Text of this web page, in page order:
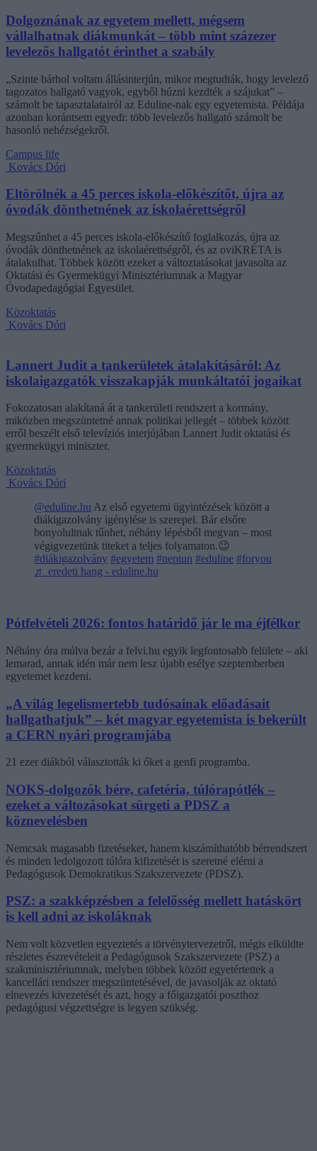
Dolgoznának az egyetem mellett, mégsem
vállalhatnak diákmunkát – több mint százezer
levelezős hallgatót érinthet a szabály
„Szinte bárhol voltam állásinterjún, mikor megtudták, hogy levelező
tagozatos hallgató vagyok, egyből húzni kezdték a szájukat” –
számolt be tapasztalatairól az Eduline-nak egy egyetemista. Példája
azonban korántsem egyedi: több levelezős hallgató számolt be
hasonló nehézségekről.
Campus life
Kovács Dóri
Eltörölnék a 45 perces iskola-előkészítőt, újra az
óvodák dönthetnének az iskolaérettségről
Megszűnhet a 45 perces iskola-előkészítő foglalkozás, újra az
óvodák dönthetnének az iskolaérettségről, és az oviKRÉTA is
átalakulhat. Többek között ezeket a változtatásokat javasolta az
Oktatási és Gyermekügyi Minisztériumnak a Magyar
Óvodapedagógiai Egyesület.
Közoktatás
Kovács Dóri
Lannert Judit a tankerületek átalakításáról: Az
iskolaigazgatók visszakapják munkáltatói jogaikat
Fokozatosan alakítaná át a tankerületi rendszert a kormány,
miközben megszüntetné annak politikai jellegét – többek között
erről beszélt első televíziós interjújában Lannert Judit oktatási és
gyermekügyi miniszter.
Közoktatás
Kovács Dóri
@eduline.hu Az első egyetemi ügyintézések között a
diákigazolvány igénylése is szerepel. Bár elsőre
bonyolultnak tűnhet, néhány lépésből megvan – most
végigvezetünk titeket a teljes folyamaton.😉
#diákigazolvány #egyetem #neptun #eduline #foryou
♬ eredeti hang - eduline.hu
Pótfelvételi 2026: fontos határidő jár le ma éjfélkor
Néhány óra múlva bezár a felvi.hu egyik legfontosabb felülete – aki
lemarad, annak idén már nem lesz újabb esélye szeptemberben
egyetemet kezdeni.
„A világ legelismertebb tudósainak előadásait
hallgathatjuk” – két magyar egyetemista is bekerült
a CERN nyári programjába
21 ezer diákból választották ki őket a genfi programba.
NOKS-dolgozók bére, cafetéria, túlórapótlék –
ezeket a változásokat sürgeti a PDSZ a
köznevelésben
Nemcsak magasabb fizetéseket, hanem kiszámíthatóbb bérrendszert
és minden ledolgozott túlóra kifizetését is szeretné elérni a
Pedagógusok Demokratikus Szakszervezete (PDSZ).
PSZ: a szakképzésben a felelősség mellett hatáskört
is kell adni az iskoláknak
Nem volt közvetlen egyeztetés a törvénytervezetről, mégis elküldte
részletes észrevételeit a Pedagógusok Szakszervezete (PSZ) a
szakminisztériumnak, melyben többek között egyetértettek a
kancellári rendszer megszüntetésével, de javasolják az oktató
elnevezés kivezetését és azt, hogy a főigazgatói poszthoz
pedagógusi végzettségre is legyen szükség.